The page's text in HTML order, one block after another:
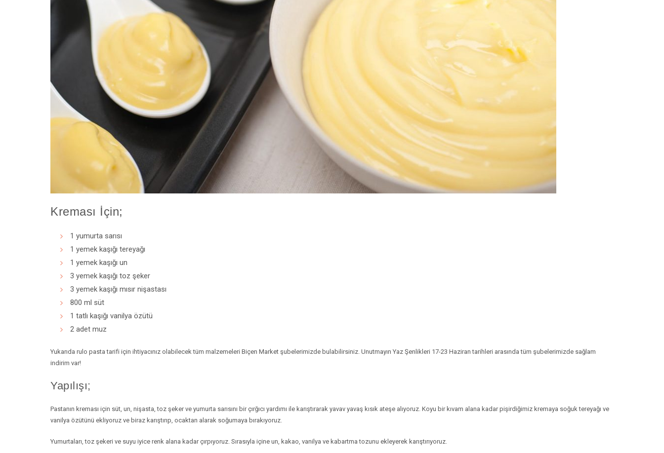
Kreması İçin;
1 yumurta sarısı
1 yemek kaşığı tereyağı
1 yemek kaşığı un
3 yemek kaşığı toz şeker
3 yemek kaşığı mısır nişastası
800 ml süt
1 tatlı kaşığı vanilya özütü
2 adet muz
Yukarıda rulo pasta tarifi için ihtiyacınız olabilecek tüm malzemeleri Biçen Market şubelerimizde bulabilirsiniz. Unutmayın Yaz Şenlikleri 17-23 Haziran tarihleri arasında tüm şubelerimizde sağlam
indirim var!
Yapılışı;
Pastanın kreması için süt, un, nişasta, toz şeker ve yumurta sarısını bir çırğıcı yardımı ile karıştırarak yavav yavaş kısık ateşe alıyoruz. Koyu bir kıvam alana kadar pişirdiğimiz kremaya soğuk tereyağı ve
vanilya özütünü ekliyoruz ve biraz karıştırıp, ocaktan alarak soğumaya bırakıyoruz.
Yumurtaları, toz şekeri ve suyu iyice renk alana kadar çırpıyoruz. Sırasıyla içine un, kakao, vanilya ve kabartma tozunu ekleyerek karıştırıyoruz.